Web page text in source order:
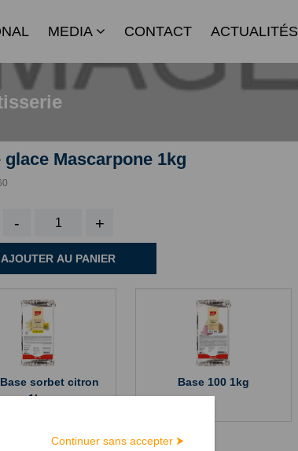
MEDIA CONTACT ACTUALITÉS
glace Mascarpone 1kg
- +
AJOUTER AU PANIER
sorbet citron
1kg
Base 100 1kg
Continuer sans accepter ⮞